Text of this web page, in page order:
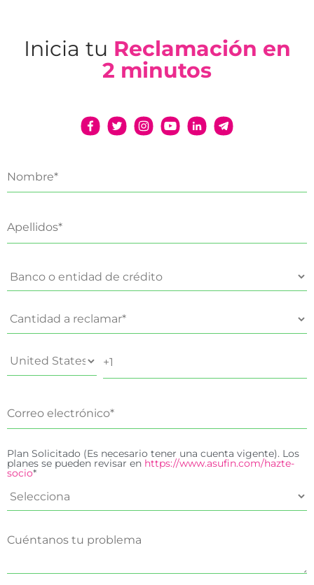
Inicia tu Reclamación en
2 minutos
Plan Solicitado (Es necesario tener una cuenta vigente). Los
planes se pueden revisar en https://www.asufin.com/hazte-
socio*